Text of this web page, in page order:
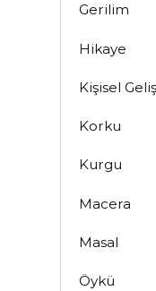
Gerilim
Hikaye
Kişisel
Korku
Kurgu
Macera
Masal
Öykü